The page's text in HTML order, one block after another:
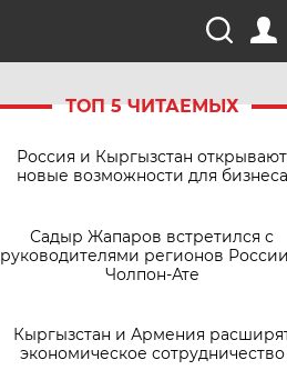
ТОП 5 ЧИТАЕМЫХ
Россия и Кыргызстан открывают
новые возможности для бизнеса
Садыр Жапаров встретился с
руководителями регионов
Чолпон-Ате
Кыргызстан и Армения
экономическое сотрудничество